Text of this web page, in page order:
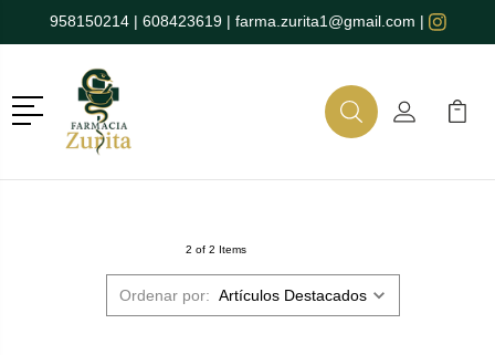
958150214| 608423619| farma.zurita1@gmail.com |
Menú
BuscarMi Cuenta
Mi
2 of 2 Items
Ordenar por: